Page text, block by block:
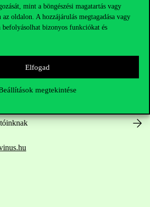
mint a böngészési magatartás vagy
az oldalon. A hozzájárulás megtagadása vagy
befolyásolhat bizonyos funkciókat és
Elfogad
megtekintése